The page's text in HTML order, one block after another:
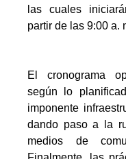
las cuales
partir de las 9:00 a.
El cronograma
según lo
imponente
dando paso a la
medios de